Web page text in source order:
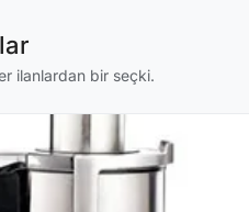
ilanlardan bir seçki.